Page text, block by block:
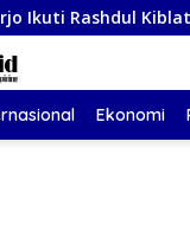
Nasional,
Ekonomi